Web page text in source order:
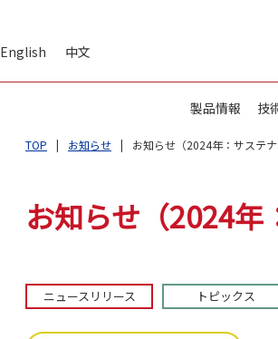
English 中文
製品情報 技
TOP お知らせ お知らせ（2024年：サステ
お知らせ（2024年
ニュースリリース トピックス